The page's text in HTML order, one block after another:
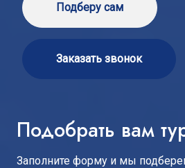
Подберу сам
Заказать звонок
Подобрать вам
Заполните форму и мы